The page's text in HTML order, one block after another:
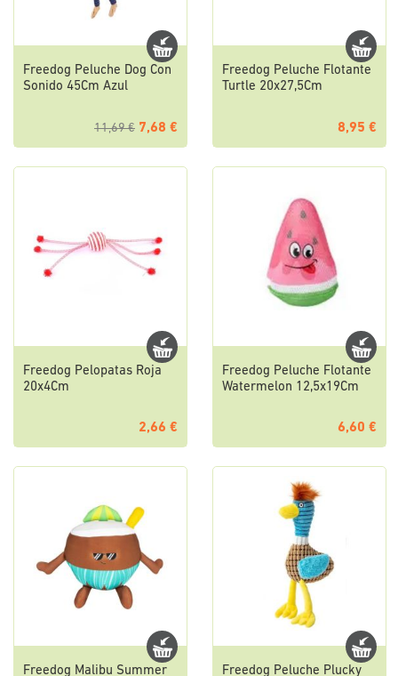
Freedog Peluche Dog Con
Sonido 45Cm Azul
11,69 € 7,68 €
Freedog Peluche Flotante
Turtle 20x27,5Cm
8,95 €
Freedog Pelopatas Roja
20x4Cm
2,66 €
Freedog Peluche Flotante
Watermelon 12,5x19Cm
6,60 €
Freedog Malibu Summer Freedog Peluche Plucky